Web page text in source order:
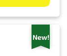
New!